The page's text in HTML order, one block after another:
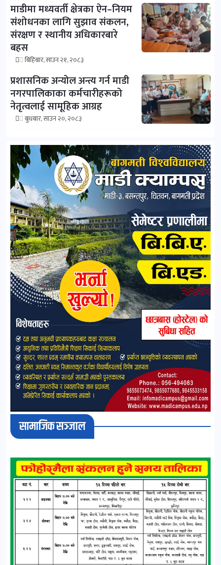
माडीमा मध्यवर्ती क्षेत्रका ऐन–नियम
संशोधनका लागि सुझाव संकलन,
संरक्षण र स्थानीय अधिकारबारे
बहस
बिहिबार, साउन २१, २०८३
प्रशासनिक अन्योल अन्त्य गर्न माडी
नगरपालिकाका कर्मचारीहरूको
नेतृत्वलाई सामूहिक आग्रह
बुधबार, साउन २०, २०८३
सामाजिक सञ्जाल